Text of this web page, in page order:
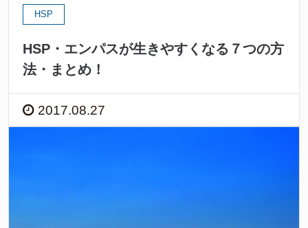
HSP
HSP・エンパスが生きやすくなる７つの方
法・まとめ！
2017.08.27